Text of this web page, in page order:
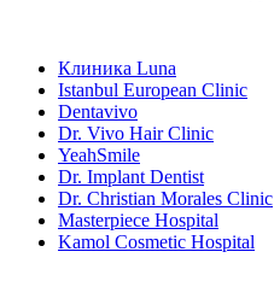
Клиника Luna
Istanbul European Clinic
Dentavivo
Dr. Vivo Hair Clinic
YeahSmile
Dr. Implant Dentist
Dr. Christian Morales Clinic
Masterpiece Hospital
Kamol Cosmetic Hospital